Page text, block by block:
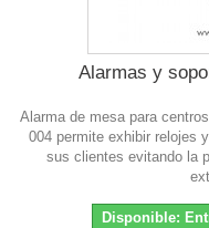
Alarmas y
Alarma de mesa para
004 permite exhibir relojes
sus clientes evitando la
Disponible: